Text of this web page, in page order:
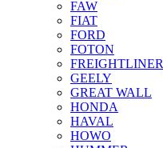
FAW
FIAT
FORD
FOTON
FREIGHTLINER
GEELY
GREAT WALL
HONDA
HAVAL
HOWO